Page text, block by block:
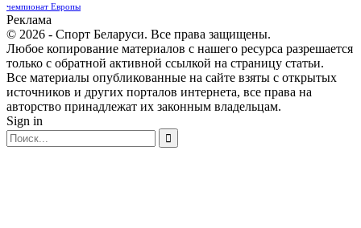
чемпионат Европы
Реклама
© 2026 - Спорт Беларуси. Все права защищены.
Любое копирование материалов с нашего ресурса разрешается
только с обратной активной ссылкой на страницу статьи.
Все материалы опубликованные на сайте взяты с открытых
источников и других порталов интернета, все права на
авторство принадлежат их законным владельцам.
Sign in